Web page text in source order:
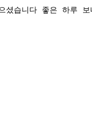
셨습니다 좋은 하루